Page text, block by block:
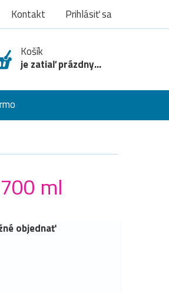
Kontakt Prihlásiť sa
Košík
je zatiaľ prázdny...
ml
objednať